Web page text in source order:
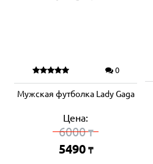
0
Мужская футболка Lady Gaga
Цена:
6000₸
5490 ₸